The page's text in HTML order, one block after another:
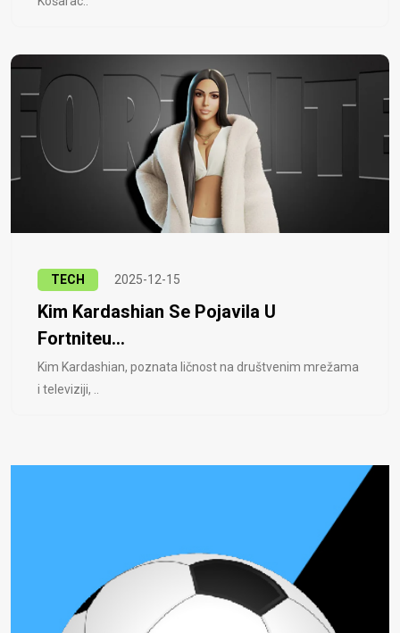
TECH 2025-12-15
Kim Kardashian Se Pojavila U
Fortniteu...
Kim Kardashian, poznata ličnost na društvenim mrežama
i televiziji, ..